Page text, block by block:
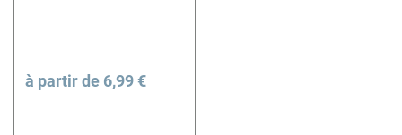
à partir de 6,99 €